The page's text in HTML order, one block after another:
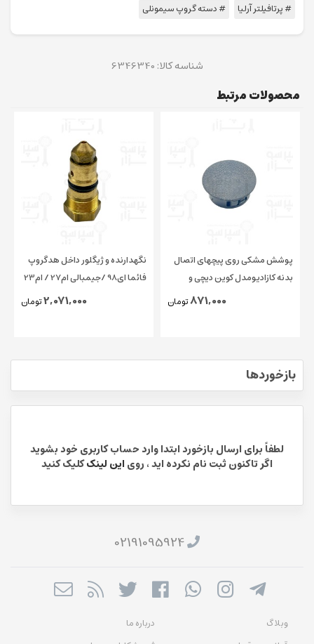
# پرتافیلتر آرلیا
# دسته گروپ سیمونلی
شناسه کالا: 6346340
محصولات مرتبط
پوشش مشکی روی پیچهای اتصال
بدنه کازادیومدل کوین دیچی و
چیمبالی و فائما قطر ۱۵ میلیمتر
871,000تومان
نگهدارنده و ژیگلور داخل هدگروپ
فائما ای98 /جیمبالی ام27 / ام23
2,071,000تومان
بازخوردها
لطفاً برای ارسال بازخورد ابتدا وارد حساب کاربری خود بشوید
اگر تاکنون ثبت نام نکرده اید ، روی این لینککلیک کنید
02191095924
وبلاگ
درباره ما